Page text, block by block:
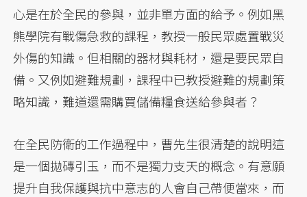
心是在於全民的參與，並非單方面的給予。例如黑
熊學院有戰傷急救的課程，教授一般民眾處置戰災
外傷的知識。但相關的器材與耗材，還是要民眾自
備。又例如避難規劃，課程中已教授避難的規劃策
略知識，難道還需購買儲備糧食送給參與者？
在全民防衛的工作過程中，曹先生很清楚的說明這
是一個拋磚引玉，而不是獨力支天的概念。有意願
提升自我保護與抗中意志的人會自己帶便當來，而